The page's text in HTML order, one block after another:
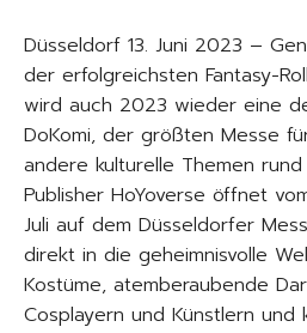
Düsseldorf 13. Juni 2023 –
der erfolgreichsten Fantasy-
wird auch 2023 wieder eine
DoKomi, der größten Messe
andere kulturelle Themen rund
Publisher HoYoverse öffnet
Juli auf dem Düsseldorfer
direkt in die geheimnisvolle
Kostüme, atemberaubende
Cosplayern und Künstlern und